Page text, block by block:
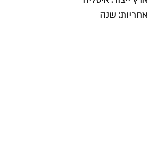
אחריות: שנה